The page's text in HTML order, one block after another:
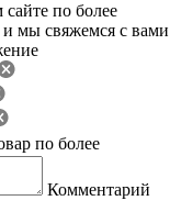
по более
мы свяжемся с вами
по более
Комментарий